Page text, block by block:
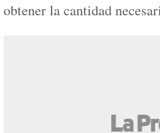
obtener la cantidad